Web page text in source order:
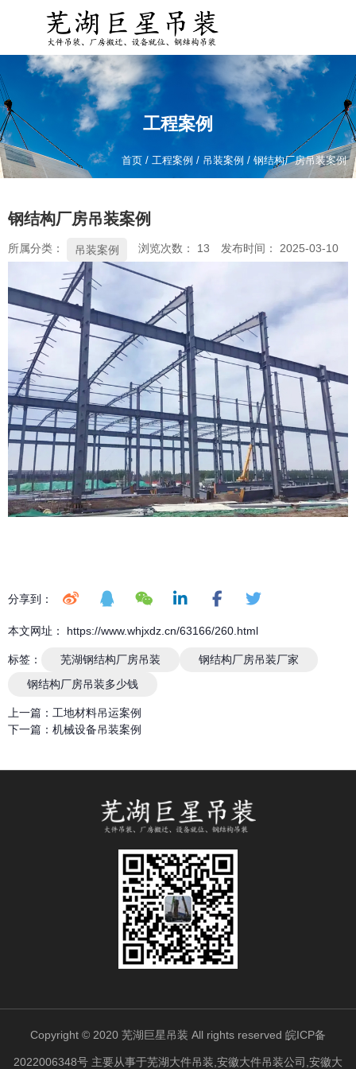
工程案例
首页 / 工程案例 / 吊装案例 / 钢结构厂房吊装案例
钢结构厂房吊装案例
所属分类： 吊装案例 浏览次数： 13 发布时间： 2025-03-10
分享到：
本文网址： https://www.whjxdz.cn/63166/260.html
标签： 芜湖钢结构厂房吊装
钢结构厂房吊装厂家
钢结构厂房吊装多少钱
上一篇： 工地材料吊运案例
下一篇： 机械设备吊装案例
Copyright © 2020 芜湖巨星吊装 All rights reserved 皖ICP备
2022006348号 主要从事于芜湖大件吊装,安徽大件吊装公司 ,安徽大